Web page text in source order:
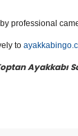
professional
to
Ayakkabı